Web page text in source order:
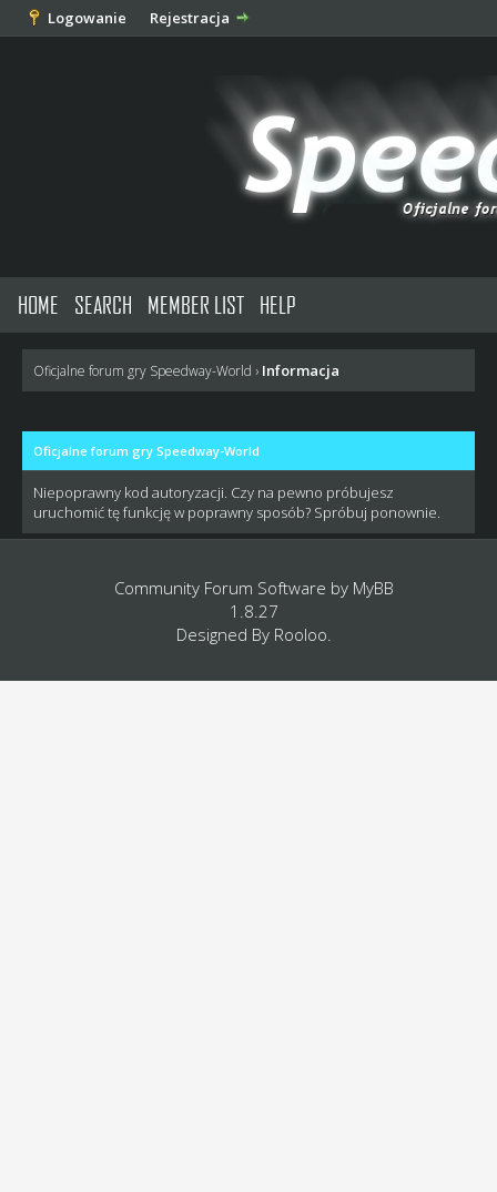
Logowanie Rejestracja
HOME SEARCH MEMBER LIST HELP
Oficjalne forum gry Speedway-World › Informacja
Oficjalne forum gry Speedway-World
Niepoprawny kod autoryzacji. Czy na pewno próbujesz
uruchomić tę funkcję w poprawny sposób? Spróbuj ponownie.
Community Forum Software by MyBB
1.8.27
Designed By Rooloo.